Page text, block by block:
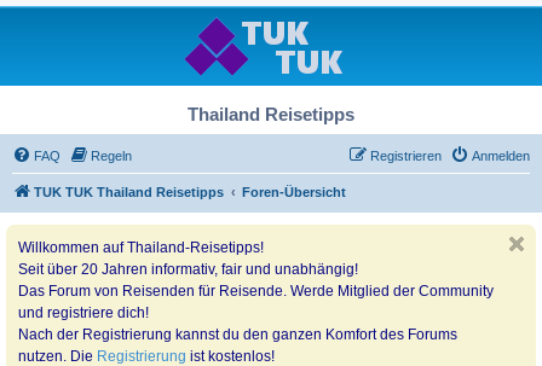
Thailand Reisetipps
FAQ Regeln Anmelden
Registrieren
TUK TUK Thailand Reisetipps Foren-Übersicht
Willkommen auf Thailand-Reisetipps!
Seit über 20 Jahren informativ, fair und unabhängig!
Das Forum von Reisenden für Reisende. Werde Mitglied der Community
und registriere dich!
Nach der Registrierung kannst du den ganzen Komfort des Forums
nutzen. Die Registrierung ist kostenlos!